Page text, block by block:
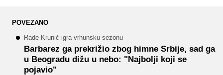
POVEZANO
Rade Krunić igra vrhunsku sezonu
Barbarez ga prekrižio zbog himne Srbije, sad ga
u Beogradu dižu u nebo: "Najbolji koji se
pojavio"